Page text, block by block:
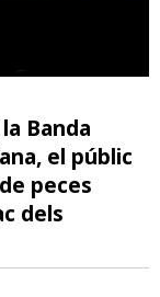
Banda
el públic
peces
dels